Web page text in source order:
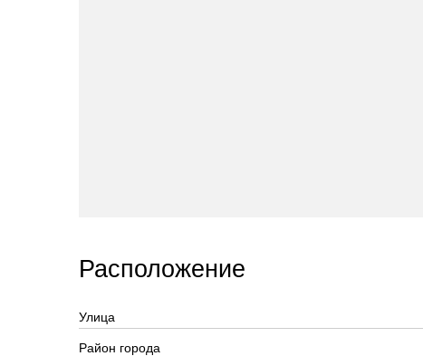
Расположение
Улица
Район города